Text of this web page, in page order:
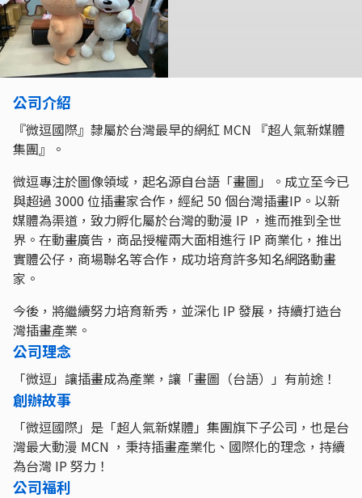
公司介紹
『微逗國際』隸屬於台灣最早的網紅 MCN 『超人氣新媒體
集團』。
微逗專注於圖像領域，起名源自台語「畫圖」。成立至今已
與超過 3000 位插畫家合作，經紀 50 個台灣插畫IP。以新
媒體為渠道，致力孵化屬於台灣的動漫 IP ，進而推到全世
界。在動畫廣告，商品授權兩大面相進行 IP 商業化，推出
實體公仔，商場聯名等合作，成功培育許多知名網路動畫
家。
今後，將繼續努力培育新秀，並深化 IP 發展，持續打造台
灣插畫產業。
公司理念
「微逗」讓插畫成為產業，讓「畫圖（台語）」有前途！
創辦故事
「微逗國際」是「超人氣新媒體」集團旗下子公司，也是台
灣最大動漫 MCN ，秉持插畫產業化、國際化的理念，持續
為台灣 IP 努力！
公司福利